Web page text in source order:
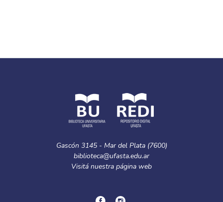
Gascón 3145 - Mar del Plata (7600)
biblioteca@ufasta.edu.ar
Visitá nuestra página web